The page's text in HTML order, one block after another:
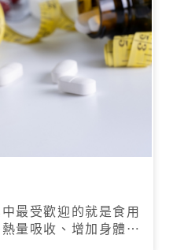
最受歡迎的就是食用
量吸收、增加身體代